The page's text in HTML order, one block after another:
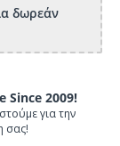
δωρεάν
Since 2009!
για την
σας!